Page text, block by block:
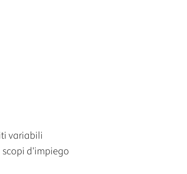
variabili
d'impiego